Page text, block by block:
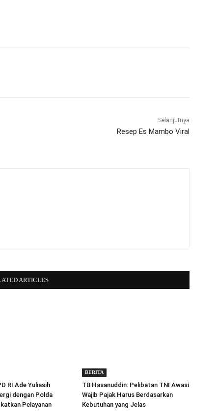
Selanjutnya
Resep Es Mambo Viral
ARTICLES
RI Ade Yuliasih
dengan Polda
Pelayanan
BERITA
TB Hasanuddin: Pelibatan TNI Awasi
Wajib Pajak Harus Berdasarkan
Kebutuhan yang Jelas